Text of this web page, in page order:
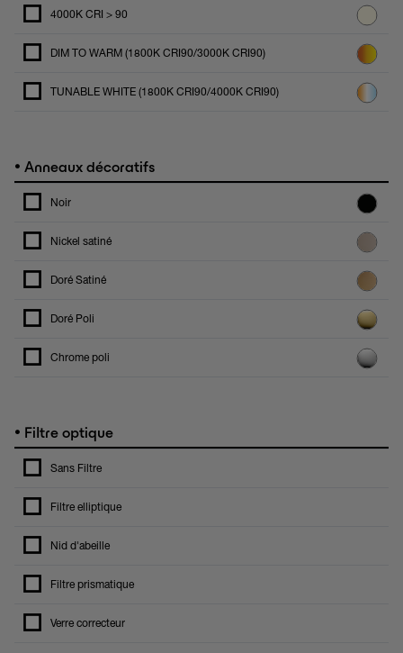
4000K CRI > 90
DIM TO WARM (1800K CRI90/3000K CRI90)
TUNABLE WHITE (1800K CRI90/4000K CRI90)
• Anneaux décoratifs
Noir
Nickel satiné
Doré Satiné
Doré Poli
Chrome poli
• Filtre optique
Sans Filtre
Filtre elliptique
Nid d'abeille
Filtre prismatique
Verre correcteur